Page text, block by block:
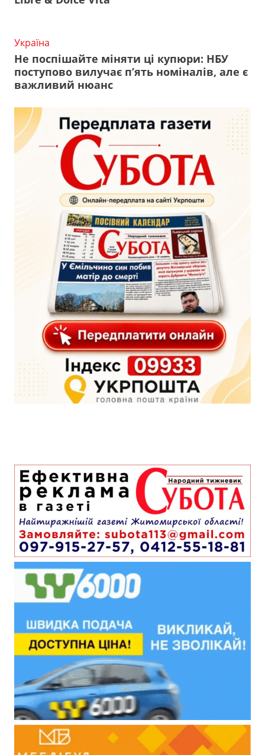
Україна
Не поспішайте міняти ці купюри: НБУ
поступово вилучає п’ять номіналів, але є
важливий нюанс